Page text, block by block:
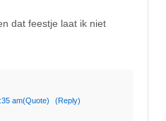
dat feestje laat ik niet
am(Quote) (Reply)